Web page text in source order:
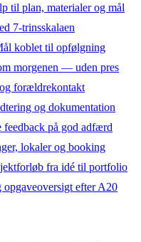
til plan, materialer og mål
7-trinsskalaen
koblet til opfølgning
morgenen — uden pres
forældrekontakt
og dokumentation
feedback på god adfærd
lokaler og booking
fra idé til portfolio
opgaveoversigt efter A20